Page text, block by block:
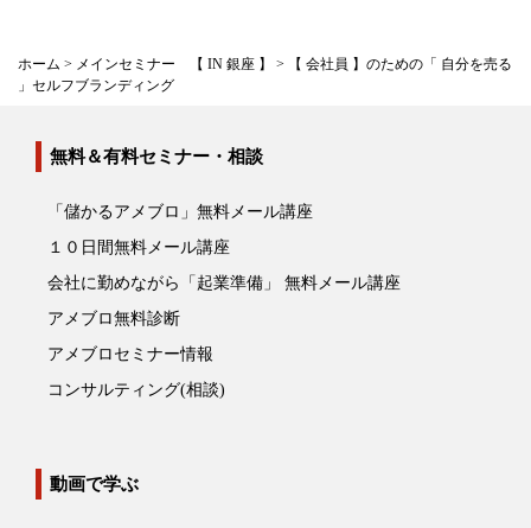
ホーム > メインセミナー 【 IN 銀座 】 >
【 会社員 】のための「 自分を売る
」セルフブランディング
無料＆有料セミナー・相談
「儲かるアメブロ」無料メール講座
１０日間無料メール講座
会社に勤めながら「起業準備」 無料メール講座
アメブロ無料診断
アメブロセミナー情報
コンサルティング(相談)
動画で学ぶ